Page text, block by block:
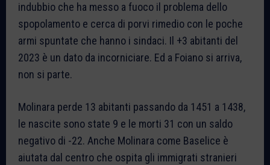
indubbio che ha messo a fuoco il problema dello
spopolamento e cerca di porvi rimedio con le poche
armi spuntate che hanno i sindaci. Il +3 abitanti del
2023 è un dato da incorniciare. Ed a Foiano si arriva,
non si parte.
Molinara perde 13 abitanti passando da 1451 a 1438,
le nascite sono state 9 e le morti 31 con un saldo
negativo di -22. Anche Molinara come Baselice è
aiutata dal centro che ospita gli immigrati stranieri